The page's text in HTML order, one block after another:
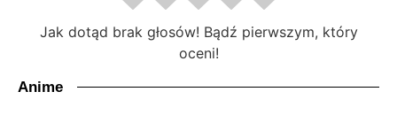
Jak dotąd brak głosów! Bądź pierwszym, który
oceni!
Anime